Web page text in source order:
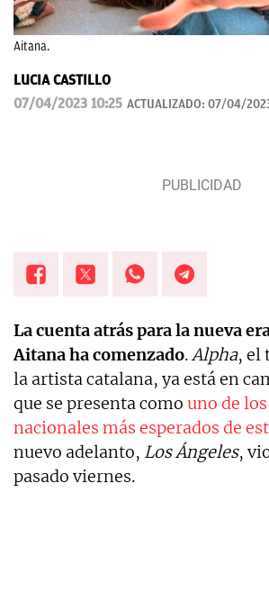
Aitana.
LUCIA CASTILLO
07/04/2023 10:25 ACTUALIZADO: 07/04/
La cuenta atrás para la nueva
Aitana ha comenzado.Alpha, el
la artista catalana, ya está en
que se presenta como uno de
nacionales más esperados de
nuevo adelanto, Los Ángeles,
pasado viernes.